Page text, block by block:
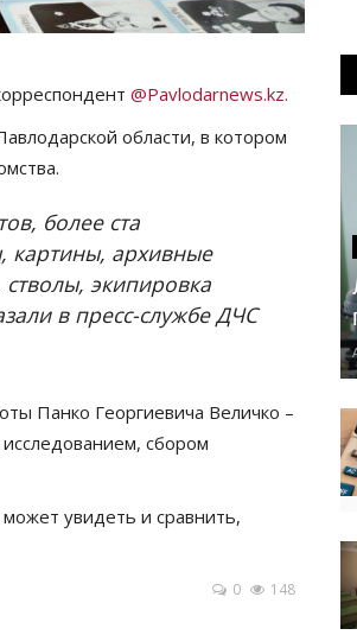
@Pavlodarnews.kz.
области, в котором
более ста
картины, архивные
экипировка
в пресс-службе ДЧС
Панко Георгиевича Величко –
сбором
увидеть и сравнить,
0 148